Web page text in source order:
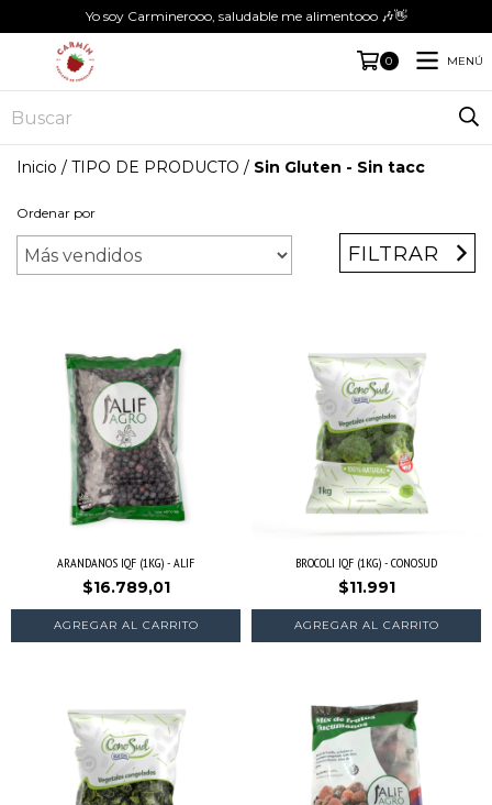
Yo soy Carminerooo, saludable me alimentooo 🎶👋
0 MENÚ
Inicio / TIPO DE PRODUCTO / Sin Gluten - Sin tacc
Ordenar por
FILTRAR
ARANDANOS IQF (1KG) - ALIF
$16.789,01
AGREGAR AL CARRITO
BROCOLI IQF (1KG) - CONOSUD
$11.991
AGREGAR AL CARRITO